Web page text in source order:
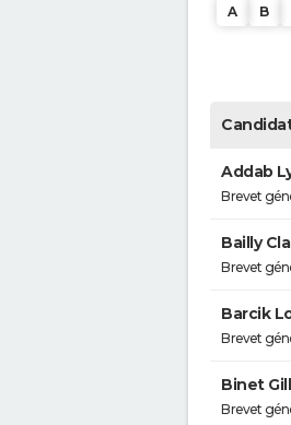
A B
Addab
Brevet
Bailly
Brevet
Barcik
Brevet
Binet
Brevet